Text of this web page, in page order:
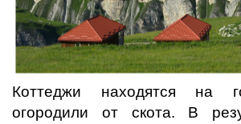
Коттеджи находятся на
огородили от скота. В